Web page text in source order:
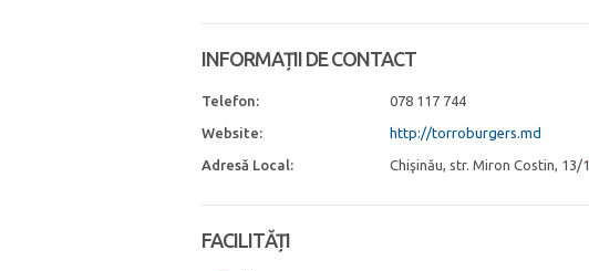
INFORMAȚII DE CONTACT
Telefon: 078 117 744
Website: http://torroburgers.md
Adresă Local: Chişinău, str. Miron Costin, 13/1
FACILITĂȚI